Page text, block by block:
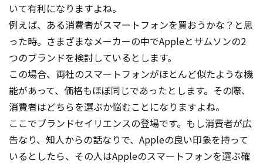
いて有利になりますよね。
例えば、ある消費者がスマートフォンを買おうかな？と思
った時。さまざまなメーカーの中でAppleとサムソンの2
つのブランドを検討しているとします。
この場合、両社のスマートフォンがほとんど似たような機
能があって、価格もほぼ同じであったとします。その際、
消費者はどちらを選ぶか悩むことになりますよね。
ここでブランドセイリエンスの登場です。もし消費者が広
告なり、知人からの話なりで、Appleの良い印象を持って
いるとしたら、その人はAppleのスマートフォンを選ぶ確